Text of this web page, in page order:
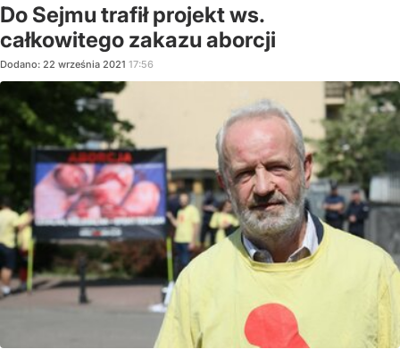
Do Sejmu trafił projekt ws.
całkowitego zakazu aborcji
Dodano: 22 września 2021 17:56